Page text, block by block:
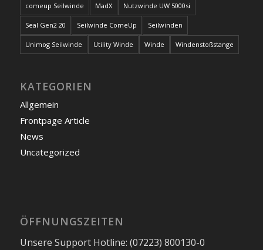
comeup Seilwinde MadX Nutzwinde UW 5000si
Seal Gen2 20 Seilwinde ComeUp Seilwinden
Unimog Seilwinde Utility Winde Winde Windenstoßstange
KATEGORIEN
Allgemein
Frontpage Article
News
Uncategorized
ÖFFNUNGSZEITEN
Unsere Support Hotline: (07223) 800130-0